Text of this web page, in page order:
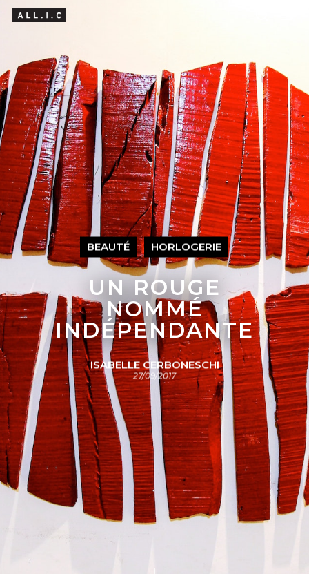
Hit enter to search or ESC to close
BEAUTÉ HORLOGERIE
UN ROUGE
NOMMÉ
INDÉPENDANTE
ISABELLE CERBONESCHI
27/09/2017